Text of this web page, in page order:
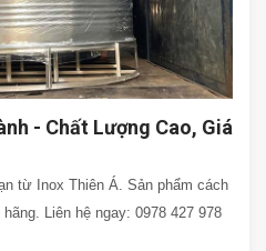
- Chất Lượng Cao, Giá
từ Inox Thiên Á. Sản phẩm cách
Liên hệ ngay: 0978 427 978